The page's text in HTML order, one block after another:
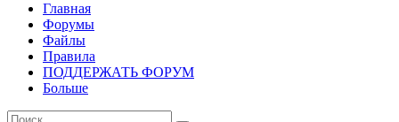
Главная
Форумы
Файлы
Правила
ПОДДЕРЖАТЬ ФОРУМ
Больше